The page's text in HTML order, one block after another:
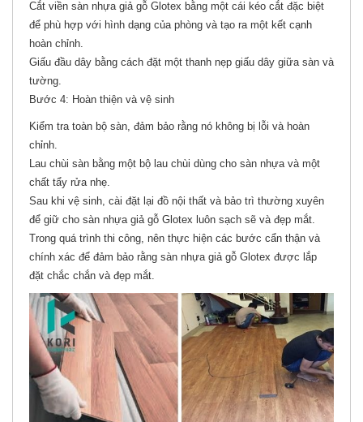
Cắt viền sàn nhựa giả gỗ Glotex bằng một cái kéo cắt đặc biệt
để phù hợp với hình dạng của phòng và tạo ra một kết cạnh
hoàn chỉnh.
Giấu đầu dây bằng cách đặt một thanh nẹp giấu dây giữa sàn và
tường.
Bước 4: Hoàn thiện và vệ sinh
Kiểm tra toàn bộ sàn, đảm bảo rằng nó không bị lỗi và hoàn
chỉnh.
Lau chùi sàn bằng một bộ lau chùi dùng cho sàn nhựa và một
chất tẩy rửa nhẹ.
Sau khi vệ sinh, cài đặt lại đồ nội thất và bảo trì thường xuyên
để giữ cho sàn nhựa giả gỗ Glotex luôn sạch sẽ và đẹp mắt.
Trong quá trình thi công, nên thực hiện các bước cẩn thận và
chính xác để đảm bảo rằng sàn nhựa giả gỗ Glotex được lắp
đặt chắc chắn và đẹp mắt.